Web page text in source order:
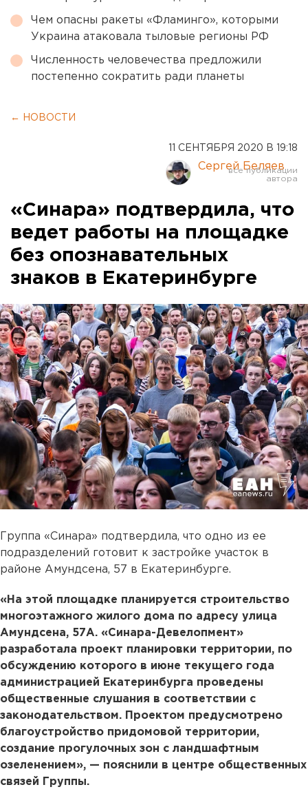
Чем опасны ракеты «Фламинго», которыми
Украина атаковала тыловые регионы РФ
Численность человечества предложили
постепенно сократить ради планеты
← НОВОСТИ
11 СЕНТЯБРЯ 2020 В 19:18
Сергей Беляев
«Синара» подтвердила, что
ведет работы на площадке
без опознавательных
знаков в Екатеринбурге
Группа «Синара» подтвердила, что одно из ее
подразделений готовит к застройке участок в
районе Амундсена, 57 в Екатеринбурге.
«На этой площадке планируется строительство
многоэтажного жилого дома по адресу улица
Амундсена, 57А. «Синара-Девелопмент»
разработала проект планировки территории, по
обсуждению которого в июне текущего года
администрацией Екатеринбурга проведены
общественные слушания в соответствии с
законодательством. Проектом предусмотрено
благоустройство придомовой территории,
создание прогулочных зон с ландшафтным
озеленением», — пояснили в центре общественных
связей Группы.